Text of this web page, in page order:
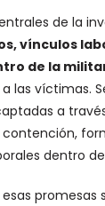
de la
vínculos
de la
las víctimas.
a
dentro
esas promesas